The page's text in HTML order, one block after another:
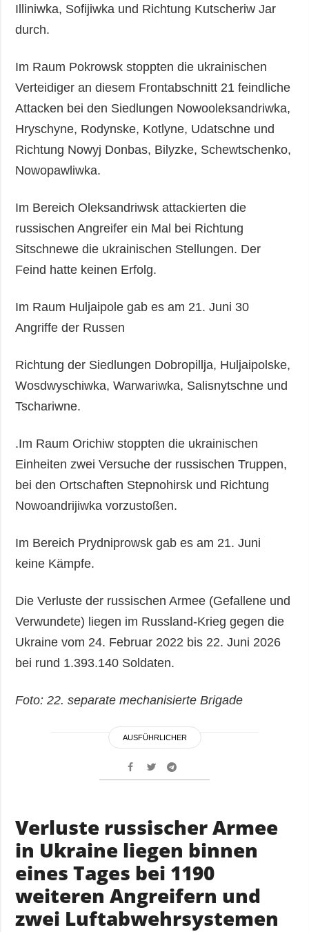
Illiniwka, Sofijiwka und Richtung Kutscheriw Jar
durch.
Im Raum Pokrowsk stoppten die ukrainischen
Verteidiger an diesem Frontabschnitt 21 feindliche
Attacken bei den Siedlungen Nowooleksandriwka,
Hryschyne, Rodynske, Kotlyne, Udatschne und
Richtung Nowyj Donbas, Bilyzke, Schewtschenko,
Nowopawliwka.
Im Bereich Oleksandriwsk attackierten die
russischen Angreifer ein Mal bei Richtung
Sitschnewe die ukrainischen Stellungen. Der
Feind hatte keinen Erfolg.
Im Raum Huljaipole gab es am 21. Juni 30
Angriffe der Russen
Richtung der Siedlungen Dobropillja, Huljaipolske,
Wosdwyschiwka, Warwariwka, Salisnytschne und
Tschariwne.
.Im Raum Orichiw stoppten die ukrainischen
Einheiten zwei Versuche der russischen Truppen,
bei den Ortschaften Stepnohirsk und Richtung
Nowoandrijiwka vorzustoßen.
Im Bereich Prydniprowsk gab es am 21. Juni
keine Kämpfe.
Die Verluste der russischen Armee (Gefallene und
Verwundete) liegen im Russland-Krieg gegen die
Ukraine vom 24. Februar 2022 bis 22. Juni 2026
bei rund 1.393.140 Soldaten.
Foto: 22. separate mechanisierte Brigade
AUSFÜHRLICHER
Verluste russischer Armee
in Ukraine liegen binnen
eines Tages bei 1190
weiteren Angreifern und
zwei Luftabwehrsystemen